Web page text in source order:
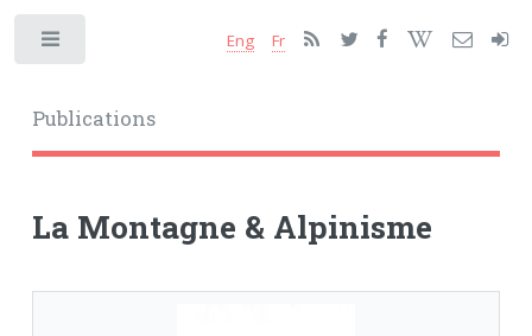
Publications
Eng Fr
La Montagne & Alpinisme